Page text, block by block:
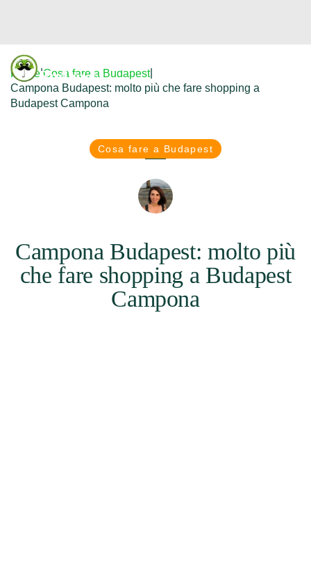
Budapest
Home|Cosa fare a Budapest|
Campona Budapest: molto più che fare shopping a
Budapest Campona
Cosa fare a Budapest
Campona Budapest: molto più
che fare shopping a Budapest
Campona